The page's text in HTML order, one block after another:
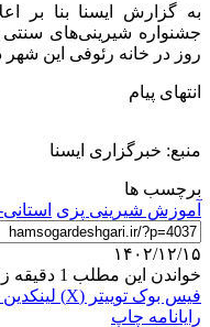
به گزارش ایسنا بنا بر
جشنواره شیرینی‌های سنتی
روز در خانه رئوفی این شهر
انتهای پیام
منبع: خبرگزاری ایسنا
برچسب ها
آموزش شیرینی پزی
۱۴۰۲/۱۲/۱۵
خواندن این مطلب 1 دقیقه زمان میبرد
فیس بوک توییتر (X) لینکدین
رایانامه چاپ